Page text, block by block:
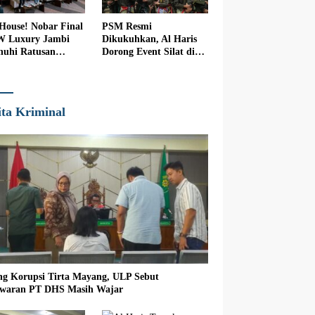
Nobar Final
Luxury Jambi
Ratusan
PSM Resmi
Dikukuhkan, Al Haris
Dorong Event Silat di
Kriminal
Korupsi Tirta Mayang, ULP Sebut
PT DHS Masih Wajar